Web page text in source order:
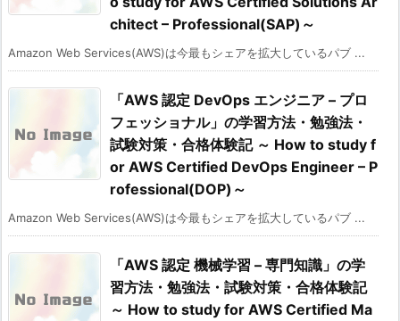
chitect – Professional(SAP)～
Amazon Web Services(AWS)は今最もシェアを拡大しているパブ ...
「AWS 認定 DevOps エンジニア – プロ
フェッショナル」の学習方法・勉強法・
試験対策・合格体験記 ～ How to study f
or AWS Certified DevOps Engineer – P
rofessional(DOP)～
Amazon Web Services(AWS)は今最もシェアを拡大しているパブ ...
「AWS 認定 機械学習 – 専門知識」の学
習方法・勉強法・試験対策・合格体験記
～ How to study for AWS Certified Ma